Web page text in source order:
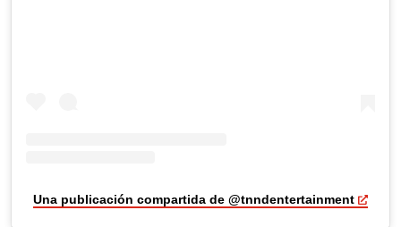
Una publicación compartida de @tnndentertainment